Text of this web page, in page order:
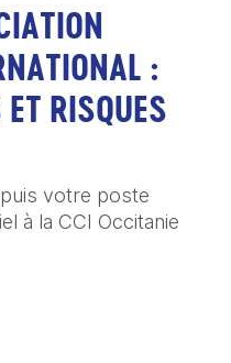
:
RISQUES
votre poste
à la CCI Occitanie